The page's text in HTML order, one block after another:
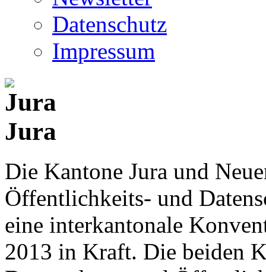
Datenschutz
Impressum
Jura
Die Kantone Jura und
Öffentlichkeits- und
eine interkantonale
2013 in Kraft. Die beiden